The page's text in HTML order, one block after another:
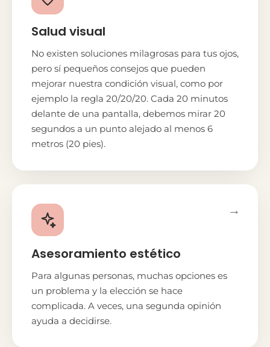
Salud visual
No existen soluciones milagrosas para tus ojos,
pero sí pequeños consejos que pueden
mejorar nuestra condición visual, como por
ejemplo la regla 20/20/20. Cada 20 minutos
delante de una pantalla, debemos mirar 20
segundos a un punto alejado al menos 6
metros (20 pies).
Asesoramiento estético
Para algunas personas, muchas opciones es
un problema y la elección se hace
complicada. A veces, una segunda opinión
ayuda a decidirse.
→